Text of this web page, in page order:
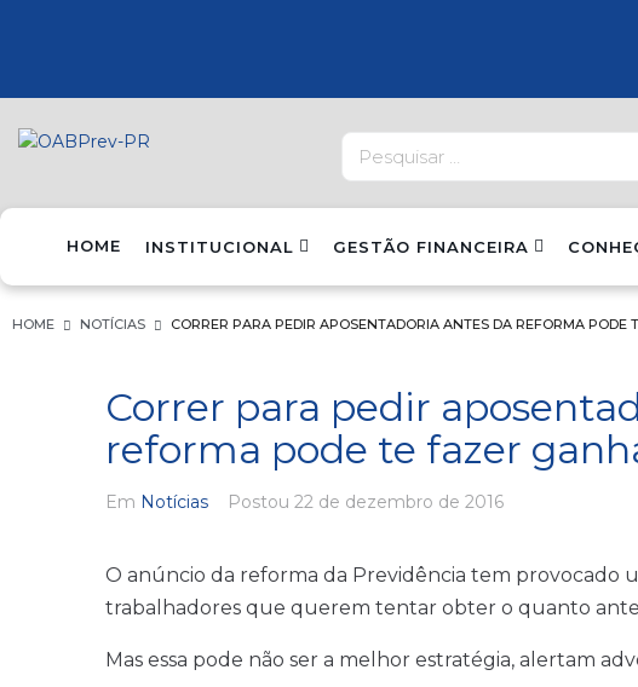
HOME INSTITUCIONAL GESTÃO FINANCEIRA
HOME NOTÍCIAS CORRER PARA PEDIR APOSENTADORIA ANTES DA REFORMA PODE
Correr para pedir
reforma pode te fazer
Em Notícias Postou 22 de dezembro de 2016
O anúncio da reforma da Previdência tem provocado
trabalhadores que querem tentar obter o quanto
Mas essa pode não ser a melhor estratégia, alertam